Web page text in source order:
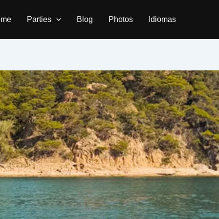
Parties Blog Photos Idiomas